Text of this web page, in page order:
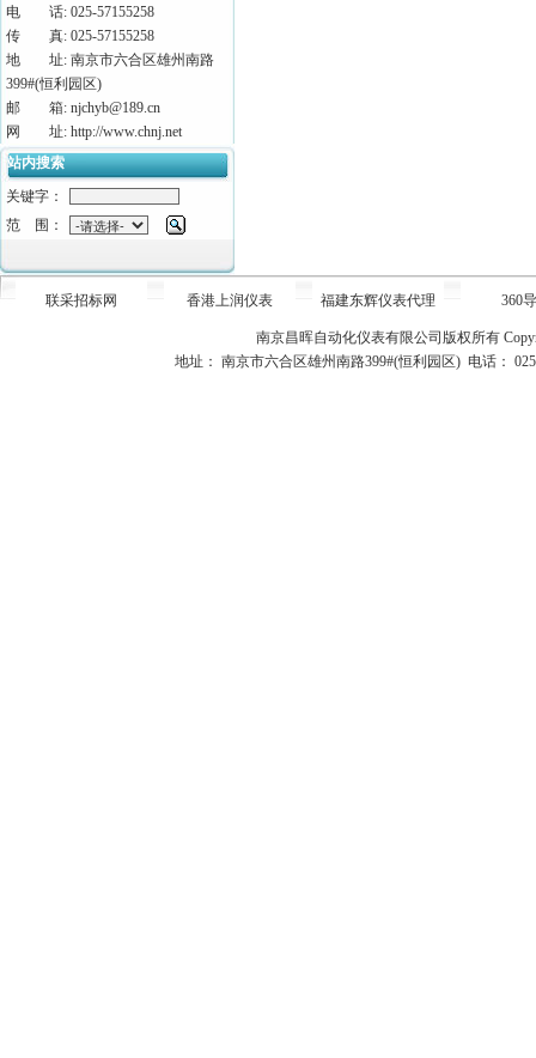
电 话: 025-57155258
传 真: 025-57155258
地 址: 南京市六合区雄州南路
399#(恒利园区)
邮 箱: njchyb@189.cn
网 址: http://www.chnj.net
站内搜索
关键字：
范 围：
联采招标网 香港上润仪表 福建东辉仪表代理 360
南京昌晖自动化仪表有限公司版权所有
地址： 南京市六合区雄州南路399#(恒利园区) 电话：